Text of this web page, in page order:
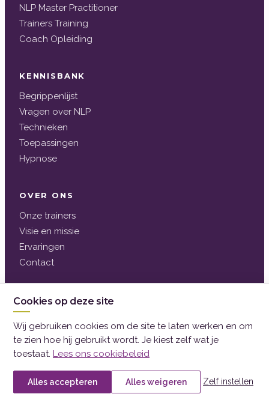
NLP Master Practitioner
Trainers Training
Coach Opleiding
KENNISBANK
Begrippenlijst
Vragen over NLP
Technieken
Toepassingen
Hypnose
OVER ONS
Onze trainers
Visie en missie
Ervaringen
Contact
SNEL NAAR
Privacybeleid
Cookiebeleid
Algemene voorwaarden
Cookies op deze site
Wij gebruiken cookies om de site te laten werken en om
te zien hoe hij gebruikt wordt. Je kiest zelf wat je
toestaat. Lees ons cookiebeleid
Alles accepteren Alles weigeren Zelf instellen